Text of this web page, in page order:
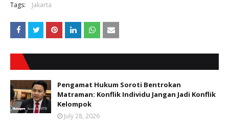
Tags: Jakarta
Pengamat Hukum Soroti Bentrokan
Matraman: Konflik Individu Jangan Jadi Konflik
Kelompok
July 28, 2026